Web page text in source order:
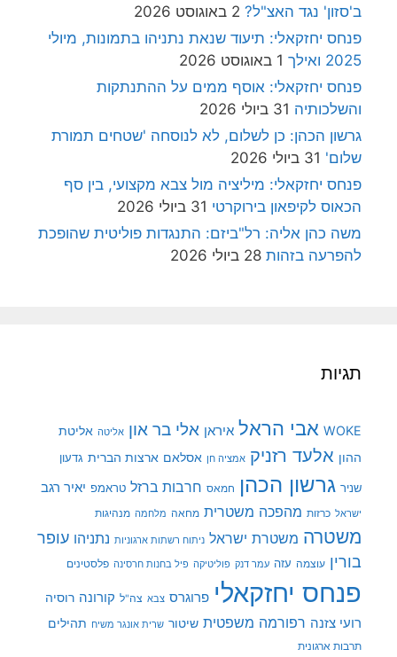
ב'סזון' נגד האצ"ל? 2 באוגוסט 2026
פנחס יחזקאלי: תיעוד שנאת נתניהו בתמונות, מיולי
2025 ואילך
1 באוגוסט 2026
פנחס יחזקאלי: אוסף ממים על ההתנתקות
והשלכותיה 31 ביולי 2026
גרשון הכהן: כן לשלום, לא לנוסחה 'שטחים תמורת
שלום' 31 ביולי 2026
פנחס יחזקאלי: מיליציה מול צבא מקצועי, בין סף
הכאוס לקיפאון בירוקרטי 31 ביולי 2026
משה כהן אליה: רל"ביזם: התנגדות פוליטית שהופכת
להפרעה בזהות 28 ביולי 2026
תגיות
WOKE אבי הראל איראן אלי בר און אליטה אליטת
ההון אלעד רזניק אמציה חן אסלאם ארצות הברית גדעון
שניר גרשון הכהן חמאס חרבות ברזל טראמפ יאיר רגב
ישראל כרזות מהפכה משטרית מחאה מלחמה מנהיגות
משטרה משטרת ישראל ניתוח רשתות ארגוניות נתניהו עופר
בורין עוצמה עזה עמר דנק פוליטיקה פיל בחנות חרסינה פלסטינים
פנחס יחזקאלי פרוגרס צבא צה"ל קורונה רוסיה
רועי צזנה רפורמה משפטית שיטור שרית אונגר משיח תהילים
תרבות ארגונית